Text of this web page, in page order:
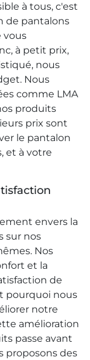
à tous, c'est
de pantalons
vous
à petit prix,
nous
Nous
comme LMA
produits
prix sont
le pantalon
et à votre
envers la
sur nos
Nos
et la
de
pourquoi nous
notre
amélioration
passe avant
proposons des